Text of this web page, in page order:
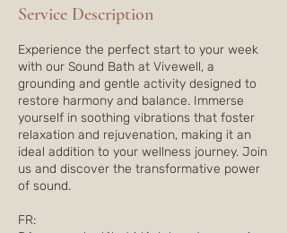
Service Description
Experience the perfect start to your week
with our Sound Bath at Vivewell, a
grounding and gentle activity designed to
restore harmony and balance. Immerse
yourself in soothing vibrations that foster
relaxation and rejuvenation, making it an
ideal addition to your wellness journey. Join
us and discover the transformative power
of sound.
FR: